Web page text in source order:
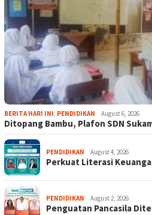
BERITA HARI INI, PENDIDIKAN August 6, 2026
Ditopang Bambu, Plafon SDN
PENDIDIKAN August 4, 2026
Perkuat Literasi
PENDIDIKAN August 2, 2026
Penguatan Pancasila